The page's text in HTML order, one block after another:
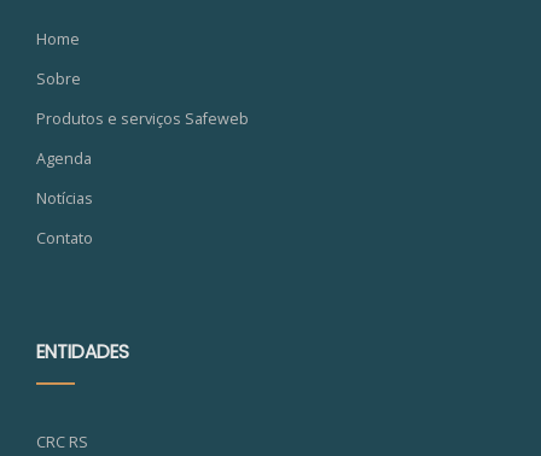
Home
Sobre
Produtos e serviços Safeweb
Agenda
Notícias
Contato
ENTIDADES
CRC RS